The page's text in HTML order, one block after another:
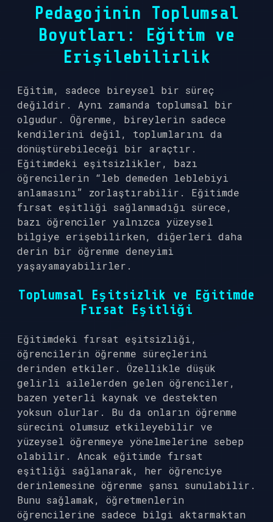
Pedagojinin Toplumsal
Boyutları: Eğitim ve
Erişilebilirlik
Eğitim, sadece bireysel bir süreç
değildir. Aynı zamanda toplumsal bir
olgudur. Öğrenme, bireylerin sadece
kendilerini değil, toplumlarını da
dönüştürebileceği bir araçtır.
Eğitimdeki eşitsizlikler, bazı
öğrencilerin “leb demeden leblebiyi
anlamasını” zorlaştırabilir. Eğitimde
fırsat eşitliği sağlanmadığı sürece,
bazı öğrenciler yalnızca yüzeysel
bilgiye erişebilirken, diğerleri daha
derin bir öğrenme deneyimi
yaşayamayabilirler.
Toplumsal Eşitsizlik ve Eğitimde
Fırsat Eşitliği
Eğitimdeki fırsat eşitsizliği,
öğrencilerin öğrenme süreçlerini
derinden etkiler. Özellikle düşük
gelirli ailelerden gelen öğrenciler,
bazen yeterli kaynak ve destekten
yoksun olurlar. Bu da onların öğrenme
sürecini olumsuz etkileyebilir ve
yüzeysel öğrenmeye yönelmelerine sebep
olabilir. Ancak eğitimde fırsat
eşitliği sağlanarak, her öğrenciye
derinlemesine öğrenme şansı sunulabilir.
Bunu sağlamak, öğretmenlerin
öğrencilerine sadece bilgi aktarmaktan